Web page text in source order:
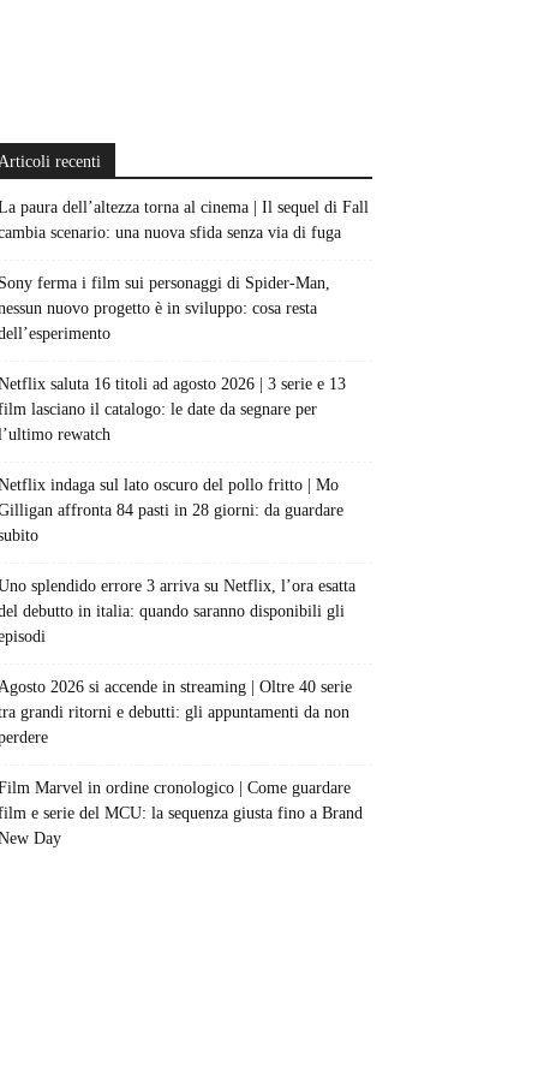
recenti
paura dell’altezza torna al cinema | Il sequel di Fall
scenario: una nuova sfida senza via di fuga
Sony ferma i film sui personaggi di Spider-Man,
nuovo progetto è in sviluppo: cosa resta
saluta 16 titoli ad agosto 2026 | 3 serie e 13
lasciano il catalogo: le date da segnare per
rewatch
indaga sul lato oscuro del pollo fritto | Mo
affronta 84 pasti in 28 giorni: da guardare
splendido errore 3 arriva su Netflix, l’ora esatta
debutto in italia: quando saranno disponibili gli
2026 si accende in streaming | Oltre 40 serie
grandi ritorni e debutti: gli appuntamenti da non
Marvel in ordine cronologico | Come guardare
e serie del MCU: la sequenza giusta fino a Brand
Day